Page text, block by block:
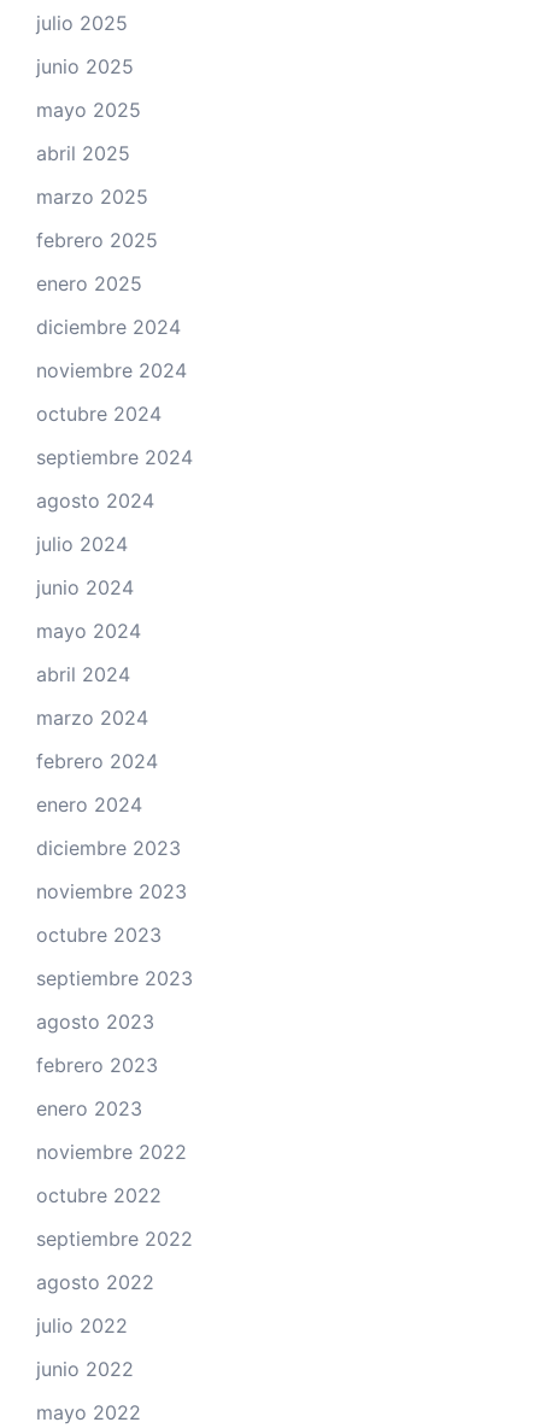
julio 2025
junio 2025
mayo 2025
abril 2025
marzo 2025
febrero 2025
enero 2025
diciembre 2024
noviembre 2024
octubre 2024
septiembre 2024
agosto 2024
julio 2024
junio 2024
mayo 2024
abril 2024
marzo 2024
febrero 2024
enero 2024
diciembre 2023
noviembre 2023
octubre 2023
septiembre 2023
agosto 2023
febrero 2023
enero 2023
noviembre 2022
octubre 2022
septiembre 2022
agosto 2022
julio 2022
junio 2022
mayo 2022